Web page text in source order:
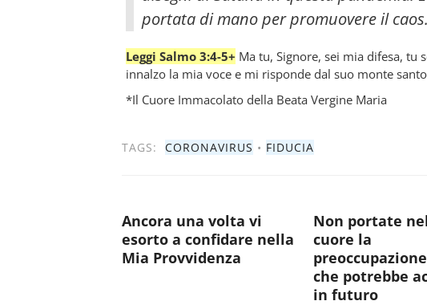
portata di mano per promuovere il
Leggi Salmo 3:4-5+ Ma tu, Signore, sei mia difesa, tu
innalzo la mia voce e mi risponde dal suo monte
*Il Cuore Immacolato della Beata Vergine Maria
TAGS: CORONAVIRUS • FIDUCIA
Ancora una volta vi
esorto a confidare nella
Mia Provvidenza
Non portate
cuore la
che potrebbe
in futuro